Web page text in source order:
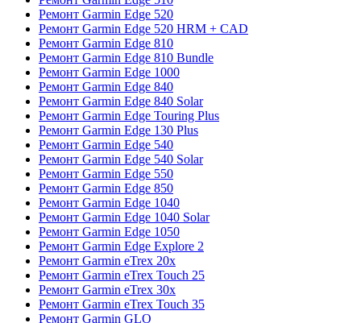
Ремонт Garmin Edge 520
Ремонт Garmin Edge 520 HRM + CAD
Ремонт Garmin Edge 810
Ремонт Garmin Edge 810 Bundle
Ремонт Garmin Edge 1000
Ремонт Garmin Edge 840
Ремонт Garmin Edge 840 Solar
Ремонт Garmin Edge Touring Plus
Ремонт Garmin Edge 130 Plus
Ремонт Garmin Edge 540
Ремонт Garmin Edge 540 Solar
Ремонт Garmin Edge 550
Ремонт Garmin Edge 850
Ремонт Garmin Edge 1040
Ремонт Garmin Edge 1040 Solar
Ремонт Garmin Edge 1050
Ремонт Garmin Edge Explore 2
Ремонт Garmin eTrex 20x
Ремонт Garmin eTrex Touch 25
Ремонт Garmin eTrex 30x
Ремонт Garmin eTrex Touch 35
Ремонт Garmin GLO